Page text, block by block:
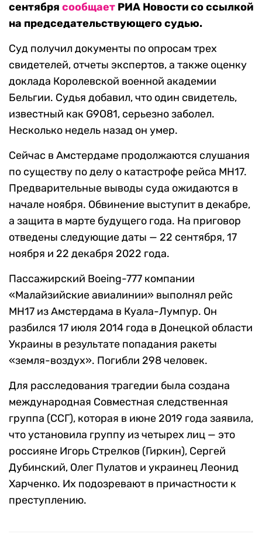
сентября сообщает РИА Новости со ссылкой
на председательствующего судью.
Суд получил документы по опросам трех
свидетелей, отчеты экспертов, а также оценку
доклада Королевской военной академии
Бельгии. Судья добавил, что один свидетель,
известный как G9O81, серьезно заболел.
Несколько недель назад он умер.
Сейчас в Амстердаме продолжаются слушания
по существу по делу о катастрофе рейса MH17.
Предварительные выводы суда ожидаются в
начале ноября. Обвинение выступит в декабре,
а защита в марте будущего года. На приговор
отведены следующие даты — 22 сентября, 17
ноября и 22 декабря 2022 года.
Пассажирский Boeing-777 компании
«Малайзийские авиалинии» выполнял рейс
MH17 из Амстердама в Куала-Лумпур. Он
разбился 17 июля 2014 года в Донецкой области
Украины в результате попадания ракеты
«земля-воздух». Погибли 298 человек.
Для расследования трагедии была создана
международная Совместная следственная
группа (ССГ), которая в июне 2019 года заявила,
что установила группу из четырех лиц — это
россияне Игорь Стрелков (Гиркин), Сергей
Дубинский, Олег Пулатов и украинец Леонид
Харченко. Их подозревают в причастности к
преступлению.